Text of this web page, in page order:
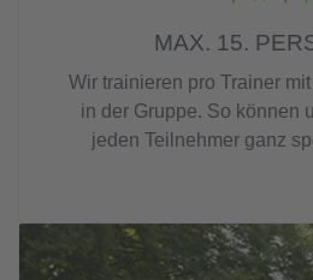
MAX. 15.
Wir trainieren pro Trainer
in der Gruppe. So können
jeden Teilnehmer ganz